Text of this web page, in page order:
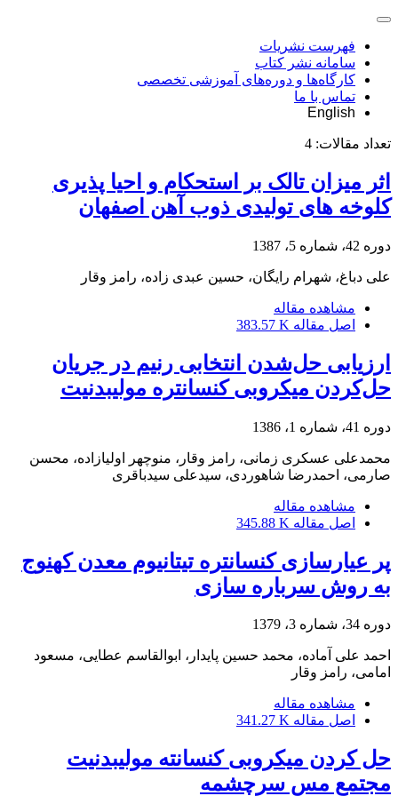
فهرست نشریات
سامانه نشر کتاب
کارگاه‌ها و دوره‌های آموزشی تخصصی
تماس با ما
English
تعداد مقالات: 4
اثر میزان تالک بر استحکام و احیا پذیری
کلوخه های تولیدی ذوب آهن اصفهان
دوره 42، شماره 5، 1387
علی دباغ، شهرام رایگان، حسین عبدی زاده، رامز وقار
مشاهده مقاله
اصل مقاله 383.57 K
ارزیابی حل‌شدن انتخابی رنیم در جریان
حل‌کردن میکروبی کنسانتره مولیبدنیت
دوره 41، شماره 1، 1386
محمدعلی عسکری زمانی، رامز وقار، منوچهر اولیازاده، محسن
صارمی، احمدرضا شاهوردی، سیدعلی سیدباقری
مشاهده مقاله
اصل مقاله 345.88 K
پر عیارسازی کنسانتره تیتانیوم معدن کهنوج
به روش سرباره سازی
دوره 34، شماره 3، 1379
احمد علی آماده، محمد حسین پایدار، ابوالقاسم عطایی، مسعود
امامی، رامز وقار
مشاهده مقاله
اصل مقاله 341.27 K
حل کردن میکروبی کنسانته مولیبدنیت
مجتمع مس سرچشمه